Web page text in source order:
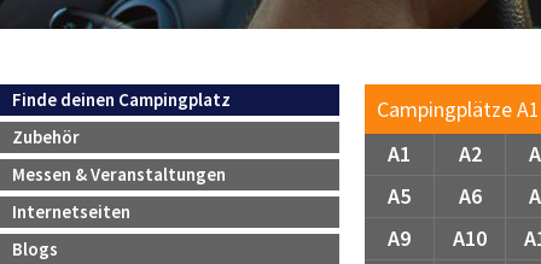
Campingplätze
A1
A2
A5
A6
A9
A10
Navigation
überspringen
Finde deinen Campingplatz
Zubehör
Messen & Veranstaltungen
Internetseiten
Blogs